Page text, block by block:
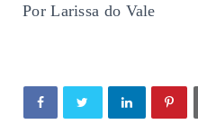
Por Larissa do Vale